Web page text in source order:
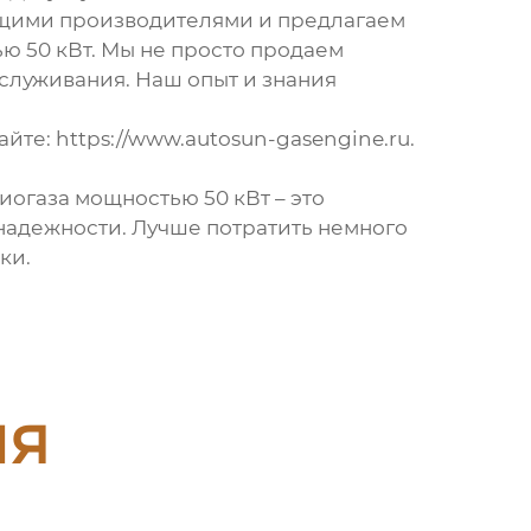
производителями и предлагаем
50 кВт. Мы не просто продаем
Наш опыт и знания
https://www.autosun-gasengine.ru.
мощностью 50 кВт– это
Лучше потратить немного